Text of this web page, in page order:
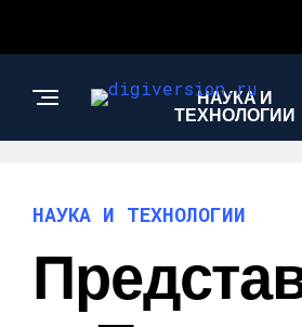
НАУКА И
ТЕХНОЛОГИИ
НАУКА И ТЕХНОЛОГИИ